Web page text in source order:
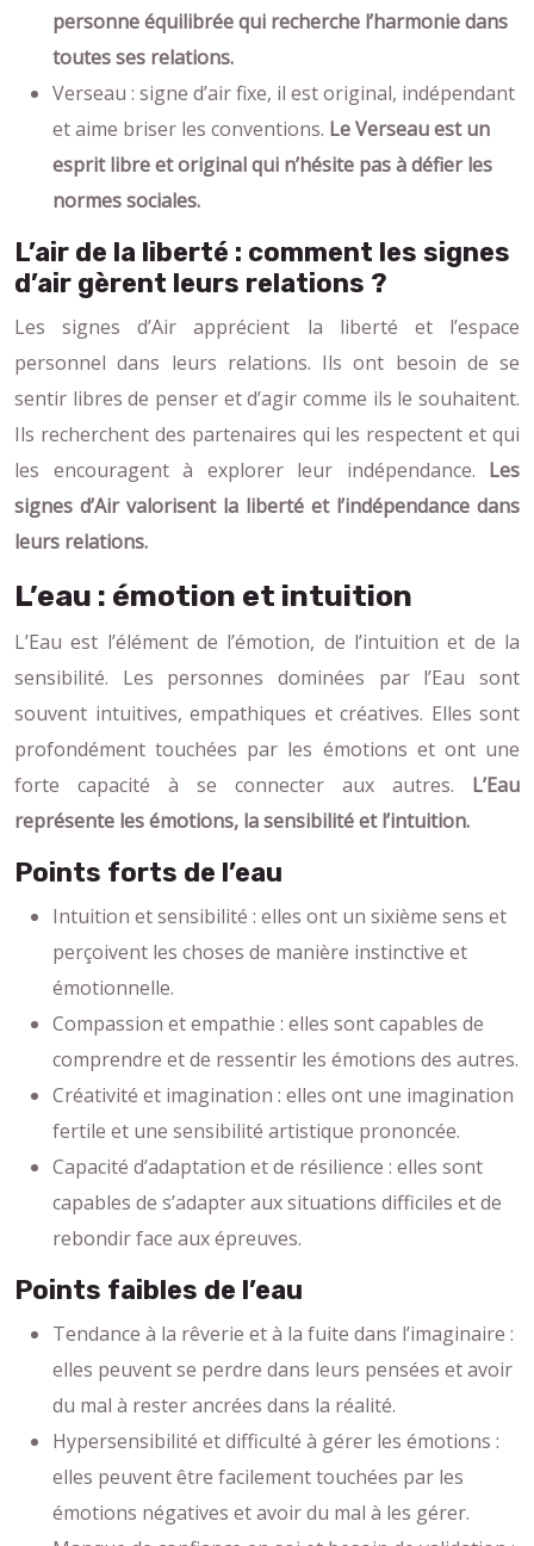
personne équilibrée qui recherche l’harmonie dans
toutes ses relations.
Verseau : signe d’air fixe, il est original, indépendant
et aime briser les conventions. Le Verseau est un
esprit libre et original qui n’hésite pas à défier les
normes sociales.
L’air de la liberté : comment les signes
d’air gèrent leurs relations ?
Les signes d’Air apprécient la liberté et l’espace
personnel dans leurs relations. Ils ont besoin de se
sentir libres de penser et d’agir comme ils le souhaitent.
Ils recherchent des partenaires qui les respectent et qui
les encouragent à explorer leur indépendance. Les
signes d’Air valorisent la liberté et l’indépendance dans
leurs relations.
L’eau : émotion et intuition
L’Eau est l’élément de l’émotion, de l’intuition et de la
sensibilité. Les personnes dominées par l’Eau sont
souvent intuitives, empathiques et créatives. Elles sont
profondément touchées par les émotions et ont une
forte capacité à se connecter aux autres. L’Eau
représente les émotions, la sensibilité et l’intuition.
Points forts de l’eau
Intuition et sensibilité : elles ont un sixième sens et
perçoivent les choses de manière instinctive et
émotionnelle.
Compassion et empathie : elles sont capables de
comprendre et de ressentir les émotions des autres.
Créativité et imagination : elles ont une imagination
fertile et une sensibilité artistique prononcée.
Capacité d’adaptation et de résilience : elles sont
capables de s’adapter aux situations difficiles et de
rebondir face aux épreuves.
Points faibles de l’eau
Tendance à la rêverie et à la fuite dans l’imaginaire :
elles peuvent se perdre dans leurs pensées et avoir
du mal à rester ancrées dans la réalité.
Hypersensibilité et difficulté à gérer les émotions :
elles peuvent être facilement touchées par les
émotions négatives et avoir du mal à les gérer.